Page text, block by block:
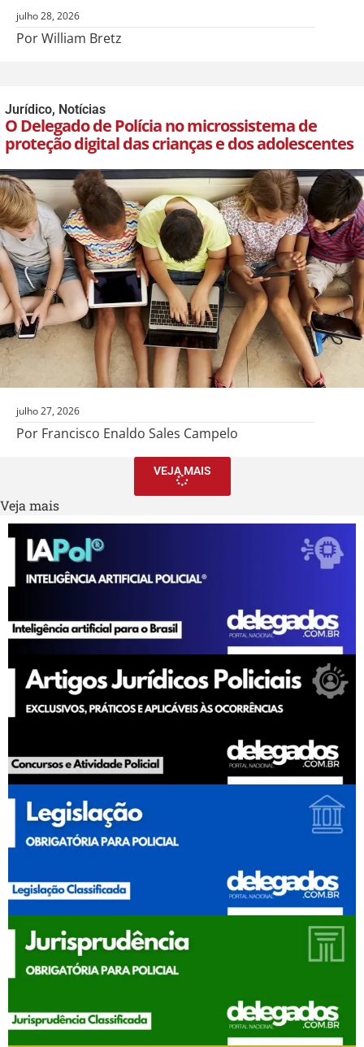
julho 28, 2026
Por William Bretz
Jurídico, Notícias
O Delegado de Polícia no microssistema de
proteção digital das crianças e dos adolescentes
julho 27, 2026
Por Francisco Enaldo Sales Campelo
VEJA MAIS
Veja mais